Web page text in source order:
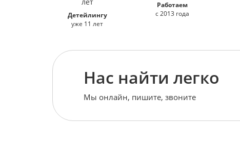
Детейлингу
уже 11 лет
Работаем
с 2013 года
Нас найти легко
Мы онлайн, пишите, звоните